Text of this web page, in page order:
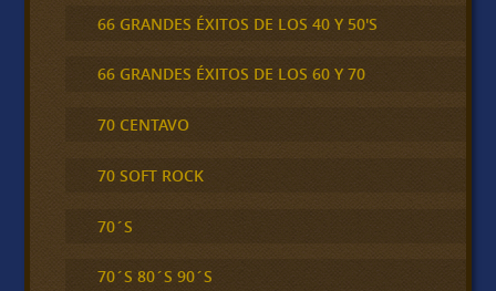
66 GRANDES ÉXITOS DE LOS 40 Y 50'S
66 GRANDES ÉXITOS DE LOS 60 Y 70
70 CENTAVO
70 SOFT ROCK
70´S
70´S 80´S 90´S